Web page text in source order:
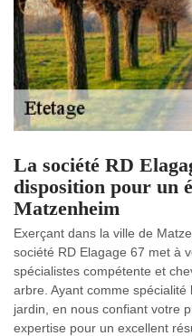
La société RD
disposition pour un
Matzenheim
Exerçant dans la ville de
société RD Elagage 67 met à
spécialistes compétente et
arbre. Ayant comme spécialité
jardin, en nous confiant votre
expertise pour un excellent